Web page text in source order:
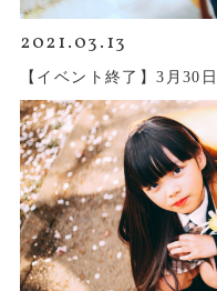
2021.03.13
【イベント終了】3月30